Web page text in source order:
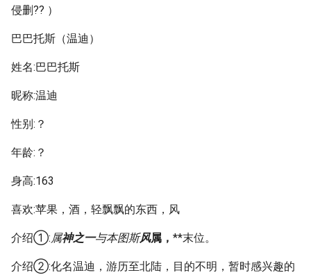
侵删?? ）
巴巴托斯（温迪）
姓名:巴巴托斯
昵称:温迪
性别:？
年龄:？
身高:163
喜欢:苹果，酒，轻飘飘的东西，风
介绍①:属神之一与本图斯风属， **末位。
介绍②:化名温迪，游历至北陆，目的不明，暂时感兴趣的